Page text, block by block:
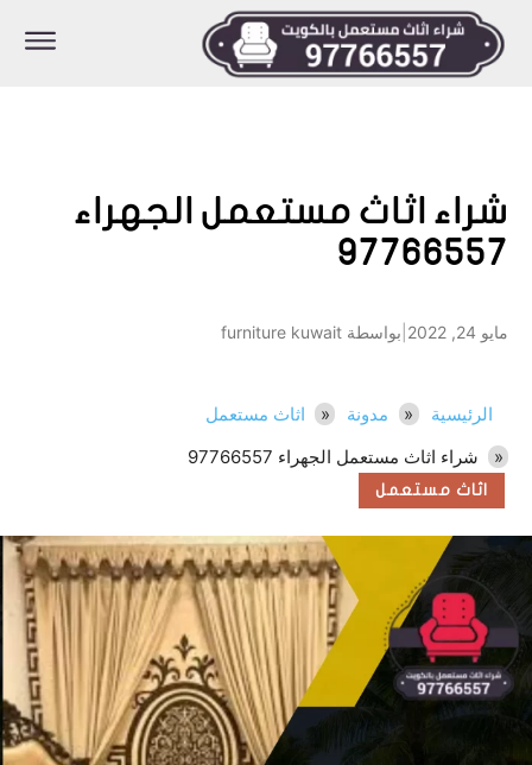
شراء اثاث مستعمل الجهراء
97766557
مايو 24, 2022 بواسطة furniture kuwait
الرئيسية مدونة
اثاث مستعمل
شراء اثاث مستعمل الجهراء 97766557
اثاث مستعمل